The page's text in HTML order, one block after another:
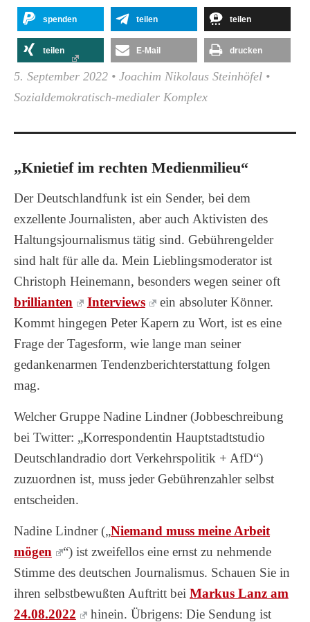
spenden teilen teilen
teilen E-Mail drucken
5. September 2022 • Joachim Nikolaus Steinhöfel •
Sozialdemokratisch-medialer Komplex
„Knietief im rechten Medienmilieu“
Der Deutschlandfunk ist ein Sender, bei dem
exzellente Journalisten, aber auch Aktivisten des
Haltungsjournalismus tätig sind. Gebührengelder
sind halt für alle da. Mein Lieblingsmoderator ist
Christoph Heinemann, besonders wegen seiner oft
brillianten
Interviews
ein absoluter Könner.
Kommt hingegen Peter Kapern zu Wort, ist es eine
Frage der Tagesform, wie lange man seiner
gedankenarmen Tendenzberichterstattung folgen
mag.
Welcher Gruppe Nadine Lindner (Jobbeschreibung
bei Twitter: „Korrespondentin Hauptstadtstudio
Deutschlandradio dort Verkehrspolitik + AfD“)
zuzuordnen ist, muss jeder Gebührenzahler selbst
entscheiden.
Nadine Lindner („Niemand muss meine Arbeit
mögen
“) ist zweifellos eine ernst zu nehmende
Stimme des deutschen Journalismus. Schauen Sie in
ihren selbstbewußten Auftritt bei Markus Lanz am
24.08.2022
hinein. Übrigens: Die Sendung ist